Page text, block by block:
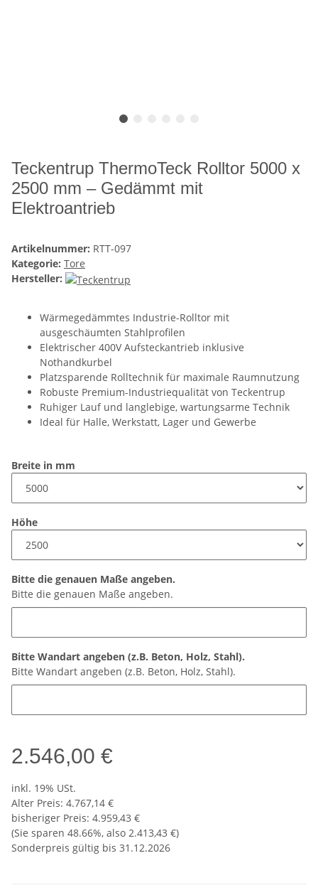
Teckentrup ThermoTeck Rolltor 5000 x
2500 mm – Gedämmt mit
Elektroantrieb
Artikelnummer: RTT-097
Kategorie: Tore
Hersteller:
Wärmegedämmtes Industrie-Rolltor mit
ausgeschäumten Stahlprofilen
Elektrischer 400V Aufsteckantrieb inklusive
Nothandkurbel
Platzsparende Rolltechnik für maximale Raumnutzung
Robuste Premium-Industriequalität von Teckentrup
Ruhiger Lauf und langlebige, wartungsarme Technik
Ideal für Halle, Werkstatt, Lager und Gewerbe
Breite in mm
Höhe
Bitte die genauen Maße angeben.
Bitte die genauen Maße angeben.
Bitte Wandart angeben (z.B. Beton, Holz, Stahl).
Bitte Wandart angeben (z.B. Beton, Holz, Stahl).
2.546,00 €
inkl. 19% USt.
Alter Preis: 4.767,14 €
bisheriger Preis: 4.959,43 €
(Sie sparen 48.66%, also 2.413,43 €)
Sonderpreis gültig bis 31.12.2026